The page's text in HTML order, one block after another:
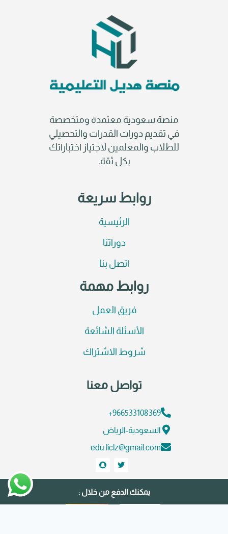
منصة سعودية معتمدة ومتخصصة
في تقديم دورات القدرات والتحصيلي
للطلاب والمعلمين لاجتياز اختباراتك
بكل ثقة.
روابط سريعة
الرئيسية
دوراتنا
اتصل بنا
روابط مهمة
فريق العمل
الأسئلة الشائعة
شروط الاشتراك
تواصل معنا
966533108369+
السعودية-الرياض
edu.liclz@gmail.com
يمكنك الدفع من خلال :